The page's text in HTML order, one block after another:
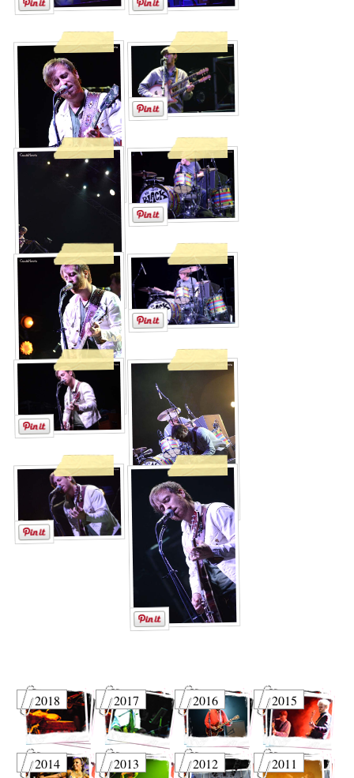
2018 2017 2016 2015
2014 2013 2012 2011